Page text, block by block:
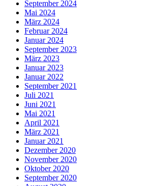
September 2024
Mai 2024
März 2024
Februar 2024
Januar 2024
September 2023
März 2023
Januar 2023
Januar 2022
September 2021
Juli 2021
Juni 2021
Mai 2021
April 2021
März 2021
Januar 2021
Dezember 2020
November 2020
Oktober 2020
September 2020